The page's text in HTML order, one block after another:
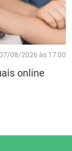
07/08/2026 às 17:00
online